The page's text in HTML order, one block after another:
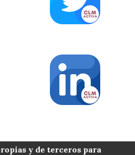
y de terceros para